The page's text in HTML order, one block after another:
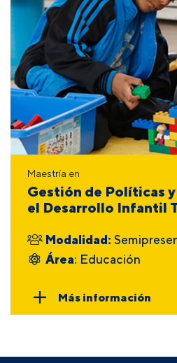
Maestría en
Gestión de Políticas
el Desarrollo Infantil
Modalidad:
Área: Educación
Más información